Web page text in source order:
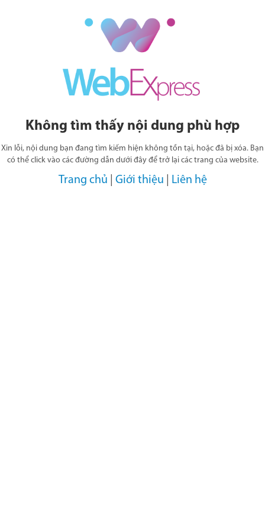
Không tìm thấy nội dung phù hợp
Xin lỗi, nội dung bạn đang tìm kiếm hiện không tồn tại, hoặc đã bị xóa. Bạn
có thể click vào các đường dẫn dưới đây để trở lại các trang của website.
Trang chủ Giới thiệu Liên hệ